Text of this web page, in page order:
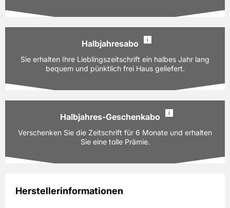
PAYBACK:
98,80 EUR
inkl. gesetzl. MwSt. & Versand
Prämie auswählen
Ausgaben:
26 Hefte für je z.Zt. 3,80 EUR
Laufzeit:
12 Monate
PAYBACK:
98,80 EUR
inkl. gesetzl. MwSt. & Versand
Prämie auswählen
Halbjahresabo i
Sie erhalten Ihre Lieblingszeitschrift ein halbes Jahr lang
bequem und pünktlich frei Haus geliefert.
Ausgaben:
13 Hefte für je z.Zt. 3,80 EUR
6 Monate
PAYBACK:
inkl. gesetzl. MwSt. & Versand
Halbjahres-Geschenkabo i
Verschenken Sie die Zeitschrift für 6 Monate und erhalten
Sie eine tolle Prämie.
Herstellerinformationen